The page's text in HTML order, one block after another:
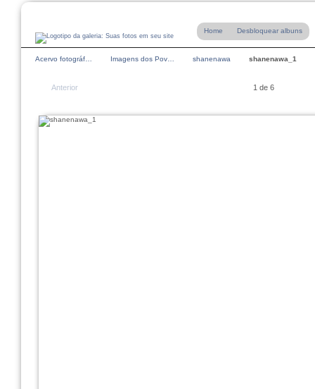
Home Desbloquear albuns
Acervo fotográf… Imagens dos Pov… shanenawa shanenawa_1
Anterior 1 de 6